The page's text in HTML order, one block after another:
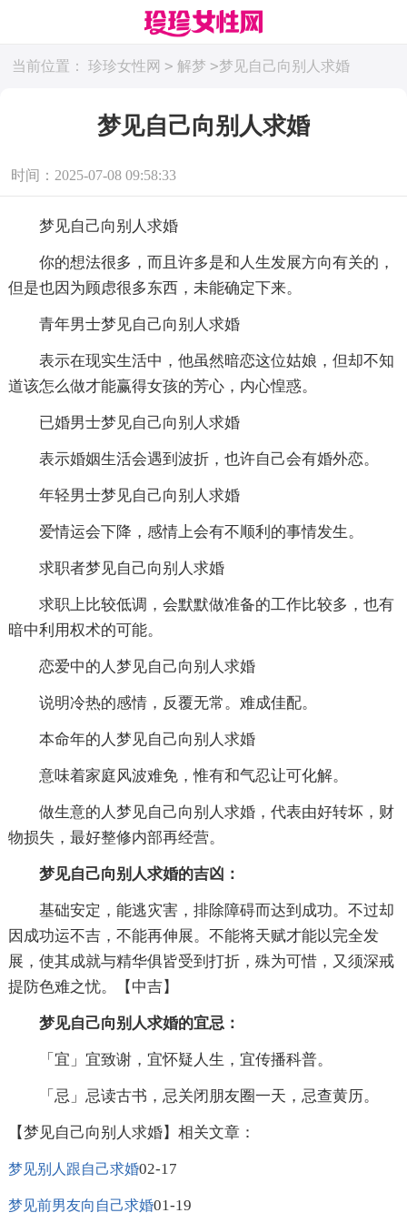
当前位置： 珍珍女性网 > 解梦 >梦见自己向别人求婚
梦见自己向别人求婚
时间：2025-07-08 09:58:33
梦见自己向别人求婚
你的想法很多，而且许多是和人生发展方向有关的，
但是也因为顾虑很多东西，未能确定下来。
青年男士梦见自己向别人求婚
表示在现实生活中，他虽然暗恋这位姑娘，但却不知
道该怎么做才能赢得女孩的芳心，内心惶惑。
已婚男士梦见自己向别人求婚
表示婚姻生活会遇到波折，也许自己会有婚外恋。
年轻男士梦见自己向别人求婚
爱情运会下降，感情上会有不顺利的事情发生。
求职者梦见自己向别人求婚
求职上比较低调，会默默做准备的工作比较多，也有
暗中利用权术的可能。
恋爱中的人梦见自己向别人求婚
说明冷热的感情，反覆无常。难成佳配。
本命年的人梦见自己向别人求婚
意味着家庭风波难免，惟有和气忍让可化解。
做生意的人梦见自己向别人求婚，代表由好转坏，财
物损失，最好整修内部再经营。
梦见自己向别人求婚的吉凶：
基础安定，能逃灾害，排除障碍而达到成功。不过却
因成功运不吉，不能再伸展。不能将天赋才能以完全发
展，使其成就与精华俱皆受到打折，殊为可惜，又须深戒
提防色难之忧。【中吉】
梦见自己向别人求婚的宜忌：
「宜」宜致谢，宜怀疑人生，宜传播科普。
「忌」忌读古书，忌关闭朋友圈一天，忌查黄历。
【梦见自己向别人求婚】相关文章：
梦见别人跟自己求婚02-17
梦见前男友向自己求婚01-19